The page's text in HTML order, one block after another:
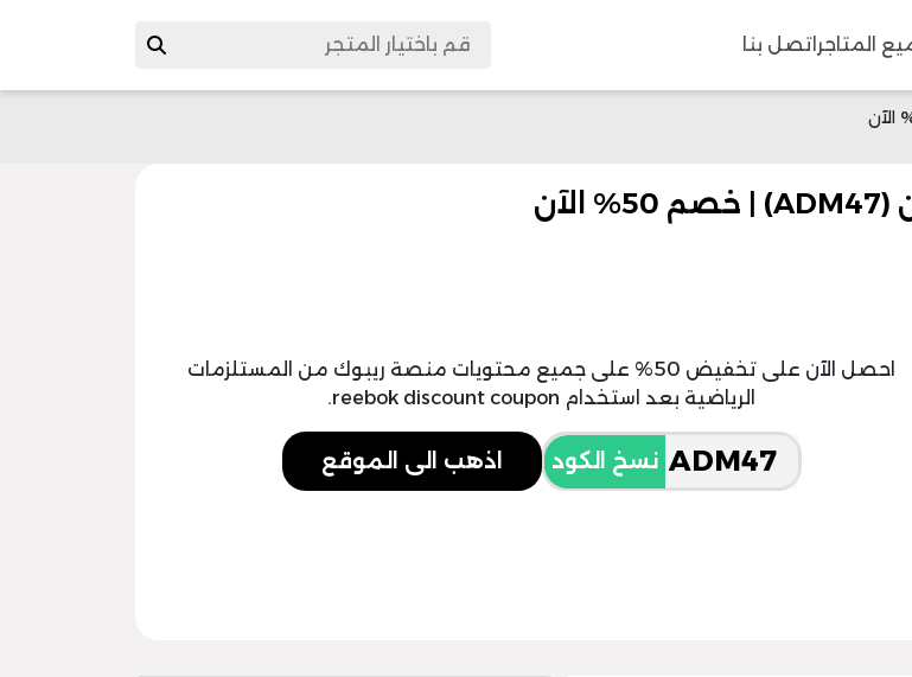
المتاجر اتصل بنا
احصل الآن على تخفيض 50% على جميع محتويات منصة ريبوك من المستلزمات
الرياضية بعد استخدام reebok discount coupon.
نسخ الكود اذهب الى الموقع